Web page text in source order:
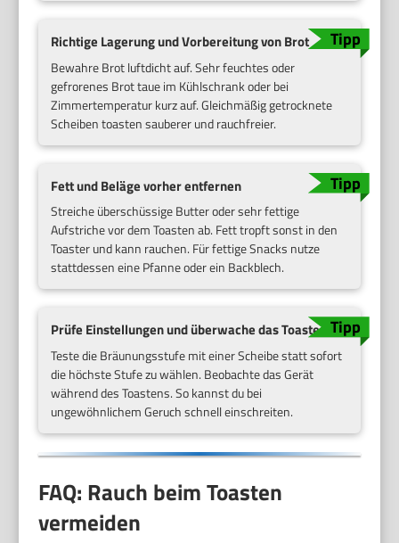
Richtige Lagerung und Vorbereitung von Brot
Bewahre Brot luftdicht auf. Sehr feuchtes oder
gefrorenes Brot taue im Kühlschrank oder bei
Zimmertemperatur kurz auf. Gleichmäßig getrocknete
Scheiben toasten sauberer und rauchfreier.
Fett und Beläge vorher entfernen
Streiche überschüssige Butter oder sehr fettige
Aufstriche vor dem Toasten ab. Fett tropft sonst in den
Toaster und kann rauchen. Für fettige Snacks nutze
stattdessen eine Pfanne oder ein Backblech.
Prüfe Einstellungen und überwache das Toasten
Teste die Bräunungsstufe mit einer Scheibe statt sofort
die höchste Stufe zu wählen. Beobachte das Gerät
während des Toastens. So kannst du bei
ungewöhnlichem Geruch schnell einschreiten.
FAQ: Rauch beim Toasten
vermeiden